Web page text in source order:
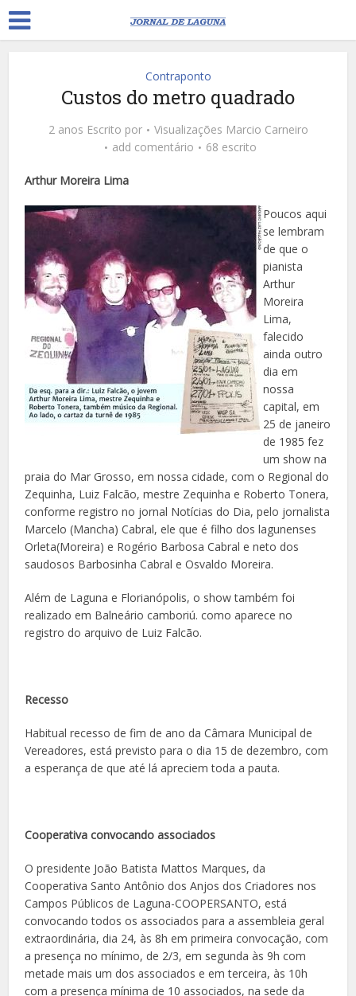
Contraponto
Custos do metro quadrado
2 anos Escrito por Visualizações Marcio Carneiro
add comentário
68 escrito
Arthur Moreira Lima
Poucos aqui
se lembram
de que o
pianista
Arthur
Moreira
Lima,
falecido
ainda outro
dia em
nossa
capital, em
25 de janeiro
de 1985 fez
um show na
praia do Mar Grosso, em nossa cidade, com o Regional do
Zequinha, Luiz Falcão, mestre Zequinha e Roberto Tonera,
conforme registro no jornal Notícias do Dia, pelo jornalista
Marcelo (Mancha) Cabral, ele que é filho dos lagunenses
Orleta(Moreira) e Rogério Barbosa Cabral e neto dos
saudosos Barbosinha Cabral e Osvaldo Moreira.
Além de Laguna e Florianópolis, o show também foi
realizado em Balneário camboriú. como aparece no
registro do arquivo de Luiz Falcão.
Recesso
Habitual recesso de fim de ano da Câmara Municipal de
Vereadores, está previsto para o dia 15 de dezembro, com
a esperança de que até lá apreciem toda a pauta.
Cooperativa convocando associados
O presidente João Batista Mattos Marques, da
Cooperativa Santo Antônio dos Anjos dos Criadores nos
Campos Públicos de Laguna-COOPERSANTO, está
convocando todos os associados para a assembleia geral
extraordinária, dia 24, às 8h em primeira convocação, com
a presença no mínimo, de 2/3, em segunda às 9h com
metade mais um dos associados e em terceira, às 10h
com a presença mínima de 10 associados, na sede da